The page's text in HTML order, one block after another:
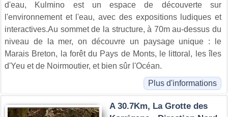
d'eau, Kulmino est un espace de découverte sur
l'environnement et l'eau, avec des expositions ludiques et
interactives.Au sommet de la structure, à 70m au-dessus du
niveau de la mer, on découvre un paysage unique : le
Marais Breton, la forêt du Pays de Monts, le littoral, les îles
d'Yeu et de Noirmoutier, et bien sûr l'Océan.
Plus d'informations
A 30.7Km, La Grotte des